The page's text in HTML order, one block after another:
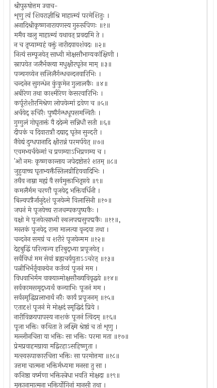
श्रीपुरुषोत्तम उवाच-
शृणु त्वं शिवराज्ञीश्रि माहात्म्यं परमेशितुः ।
अनादिश्रीकृष्णनारायणस्य गुरुरूपिणः ॥१॥
ममैव खलु माहात्म्यं यथावत् प्रवदामि ते ।
न च तृप्याम्यहं वक्तुं नारीदयावशंवदः ॥२॥
नित्यं सम्पूजयेत् साध्वी मोक्षसौभाग्यकांक्षिणी ।
स्नापयेत जलैर्भक्त्या मधुक्षीरघृतेन माम् ॥३॥
पञ्चगव्येन सलिलैर्गन्धचन्दनवारिभिः ।
चन्दनेन सुगन्धेन कुंकुमेन गुलालकैः ॥४॥
अबीरेण तथा काश्मीरेण केसरवारिभिः ।
कर्पूरोशीरमिश्रेण लोपयेन्मां द्रवेण च ॥५॥
अर्चयेद् रुचिरैः पुष्पैर्गन्धधूपसमन्वितैः ।
गुग्गुलं गोघृताक्तं वै ददेन्मे सन्निधौ सती ॥६॥
दीपकं च दिवारात्रौ दद्याद् घृतेन सुन्दरी ।
नैवेद्यं दुग्धपानादि क्षीरान्नं परमर्पयेत् ॥७॥
एवमभ्यर्चयेन्मां च प्रणम्याऽभिप्रणम्य च ।
'ओं नमः कृष्णकान्ताय जपेदष्टोत्तरं शतम् ॥८॥
जुहुयाच्च घृताभ्यक्तैस्तिलव्रीहियवादिभिः ।
तथैव नाम्ना मह्यं वै सर्वमुक्ताभितृप्तये ॥९॥
कमलैर्मम चरणौ पूजयेद् भक्तिवर्धिनी ।
बिल्वपत्रैर्जानुदेशं पूजयेन्मे विलासिनी ॥१०॥
जघनं मे पूजयेच्च राजचम्पकपुष्पकैः ।
वक्षो मे पूजयेत्साध्वी स्थलपद्मसुपद्मकैः ॥११॥,
मस्तकं पूजयेद् रामा मालत्या वृन्दया तथा ।
चन्दनेन समग्रं च शरीरं पूजयेन्मम ॥१२॥
देहबुद्धिं परित्यज्य हरिबुद्ध्या प्रपूजयेत् ।
सर्वविधां मम सेवां ब्रह्मचर्ययुताऽऽचरेत् ॥१३॥
पत्नीभिर्भर्तृवाक्येन कर्तव्यं पूजनं मम ।
विधवाभिर्मम वाक्यान्मोक्षसौख्यविवृद्धये ॥१४॥
सर्वकामसमृद्ध्यर्थं कन्याभिः पूजनं मम ।
सर्वस्मृद्धिप्रलाभार्थं नरैः कार्यं प्रपूजनम् ॥१५॥
एतादृशं पूजनं मे मोक्षदं स्मृद्धिदं प्रिये ।
नारीविक्रयपापस्य नाशकं पूजनं त्विदम् ॥१६॥
पूजा भक्तिः कथिता ते लक्ष्मि श्रेष्ठां च तां शृणु ।
मल्लीनचित्ता या भक्तिः सा भक्तिः परमा मता ॥१७॥
प्रेमप्रवाहमग्नाया मद्विरहाऽसहिष्णुता ।
मत्स्वरूपाकारचित्ता भक्तिः सा परमोत्तमा ॥१८॥
उत्तमा चात्मना भक्तिर्मध्यमा मनसा तु सा ।
कनिष्ठा वर्ष्मणा भक्तिस्त्रेधा भवति मोक्षदा ॥१९॥
मुक्तानामात्मना भक्तिर्योगिनां मानसी तथा ।